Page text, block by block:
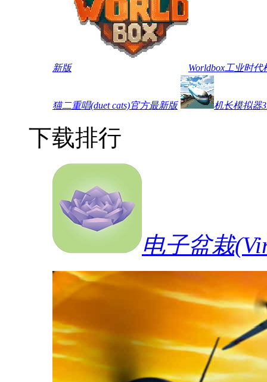
新版 Worldbox工业时
猫二重唱(duet cats)官方最新版 机长模拟器
下载排行
电子盆栽